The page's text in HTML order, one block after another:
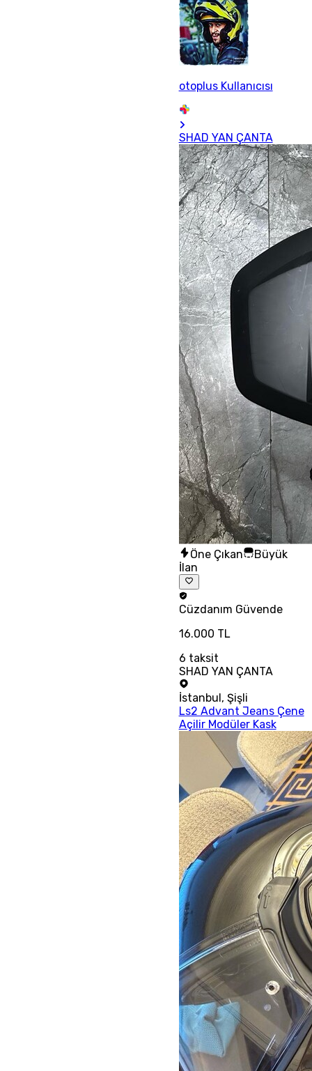
otoplus Kullanıcısı
SHAD YAN ÇANTA
Öne Çıkan
Büyük
İlan
Cüzdanım Güvende
16.000 TL
6 taksit
SHAD YAN ÇANTA
İstanbul , Şişli
Ls2 Advant Jeans Çene
Açilir Modüler Kask